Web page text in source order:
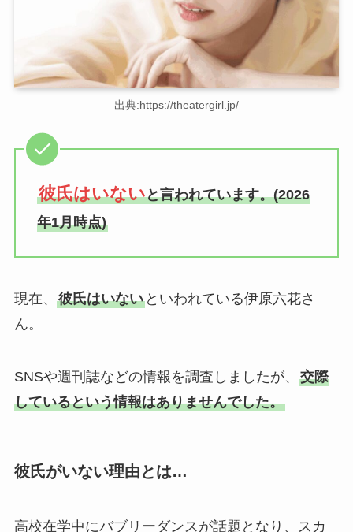
出典:https://theatergirl.jp/
彼氏はいないと言われています。(2026
年1月時点)
現在、 彼氏はいないといわれている伊原六花さ
ん。
SNSや週刊誌などの情報を調査しましたが、 交際
しているという情報はありませんでした。
彼氏がいない理由とは…
高校在学中にバブリーダンスが話題となり、スカ